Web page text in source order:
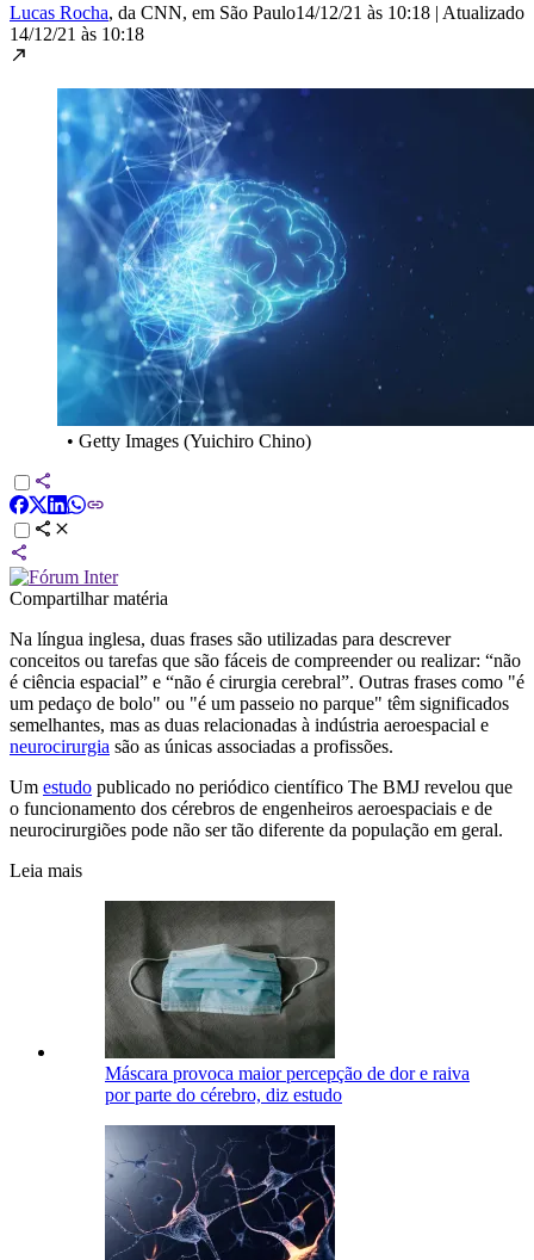
Lucas Rocha, da CNN, em São Paulo14/12/21 às 10:18 | Atualizado
14/12/21 às 10:18
• Getty Images (Yuichiro Chino)
Compartilhar matéria
Na língua inglesa, duas frases são utilizadas para descrever
conceitos ou tarefas que são fáceis de compreender ou realizar: “não
é ciência espacial” e “não é cirurgia cerebral”. Outras frases como "é
um pedaço de bolo" ou "é um passeio no parque" têm significados
semelhantes, mas as duas relacionadas à indústria aeroespacial e
neurocirurgia são as únicas associadas a profissões.
Um estudo publicado no periódico científico The BMJ revelou que
o funcionamento dos cérebros de engenheiros aeroespaciais e de
neurocirurgiões pode não ser tão diferente da população em geral.
Leia mais
Máscara provoca maior percepção de dor e raiva
por parte do cérebro, diz estudo